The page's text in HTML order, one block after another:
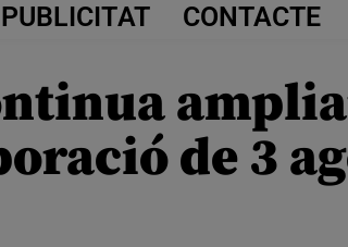
PUBLICITAT CONTACTE
de 3